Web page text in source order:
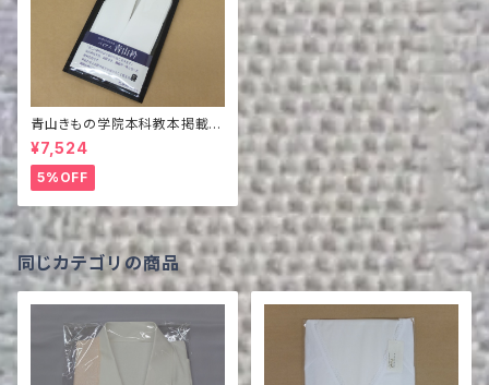
青山きもの学院本科教本掲載商
品 バイヤス青山衿
¥7,524
5%OFF
同じカテゴリの商品